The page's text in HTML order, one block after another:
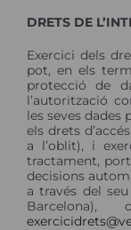
DRETS DE
Exercici dels
pot, en els
protecció de
l’autorització
les seves dades
els drets
a l’oblit), i
tractament,
decisions
a través del